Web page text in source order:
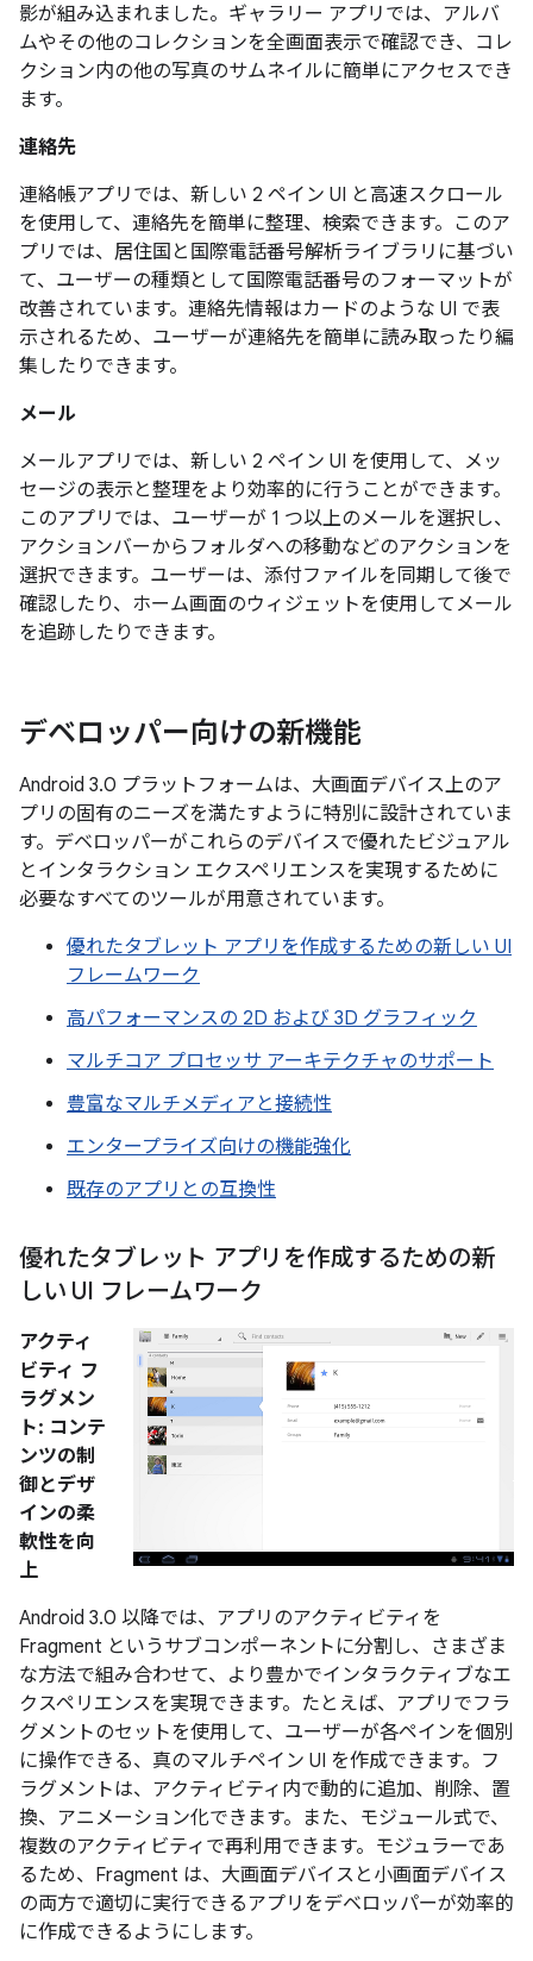
影が組み込まれました。ギャラリー アプリでは、アルバ
ムやその他のコレクションを全画面表示で確認でき、コレ
クション内の他の写真のサムネイルに簡単にアクセスでき
ます。
連絡先
連絡帳アプリでは、新しい 2 ペイン UI と高速スクロール
を使用して、連絡先を簡単に整理、検索できます。このア
プリでは、居住国と国際電話番号解析ライブラリに基づい
て、ユーザーの種類として国際電話番号のフォーマットが
改善されています。連絡先情報はカードのような UI で表
示されるため、ユーザーが連絡先を簡単に読み取ったり編
集したりできます。
メール
メールアプリでは、新しい 2 ペイン UI を使用して、メッ
セージの表示と整理をより効率的に行うことができます。
このアプリでは、ユーザーが 1 つ以上のメールを選択し、
アクションバーからフォルダへの移動などのアクションを
選択できます。ユーザーは、添付ファイルを同期して後で
確認したり、ホーム画面のウィジェットを使用してメール
を追跡したりできます。
デベロッパー向けの新機能
Android 3.0 プラットフォームは、大画面デバイス上のア
プリの固有のニーズを満たすように特別に設計されていま
す。デベロッパーがこれらのデバイスで優れたビジュアル
とインタラクション エクスペリエンスを実現するために
必要なすべてのツールが用意されています。
優れたタブレット アプリを作成するための新しい UI
フレームワーク
高パフォーマンスの 2D および 3D グラフィック
マルチコア プロセッサ アーキテクチャのサポート
豊富なマルチメディアと接続性
エンタープライズ向けの機能強化
既存のアプリとの互換性
優れたタブレット アプリを作成するための新
しい UI フレームワーク
アクティ
ビティ フ
ラグメン
ト: コンテ
ンツの制
御とデザ
インの柔
軟性を向
上
Android 3.0 以降では、アプリのアクティビティを
Fragment というサブコンポーネントに分割し、さまざま
な方法で組み合わせて、より豊かでインタラクティブなエ
クスペリエンスを実現できます。たとえば、アプリでフラ
グメントのセットを使用して、ユーザーが各ペインを個別
に操作できる、真のマルチペイン UI を作成できます。フ
ラグメントは、アクティビティ内で動的に追加、削除、置
換、アニメーション化できます。また、モジュール式で、
複数のアクティビティで再利用できます。モジュラーであ
るため、Fragment は、大画面デバイスと小画面デバイス
の両方で適切に実行できるアプリをデベロッパーが効率的
に作成できるようにします。